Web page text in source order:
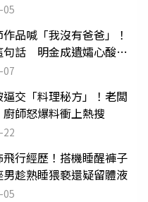
05
品喊「我沒有爸爸」！
句話 明金成遺孀心酸惹
07
交「料理秘方」！老闆
師怒爆料衝上熱搜
22
行經歷！搭機睡醒褲子
趁熟睡猥褻還疑留體液
05